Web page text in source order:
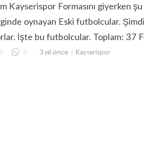
Kayserispor Formasını giyerken
oynayan Eski futbolcular. Şimdi
İşte bu futbolcular. Toplam: 37
0 0 3 yıl önce Kayserispor